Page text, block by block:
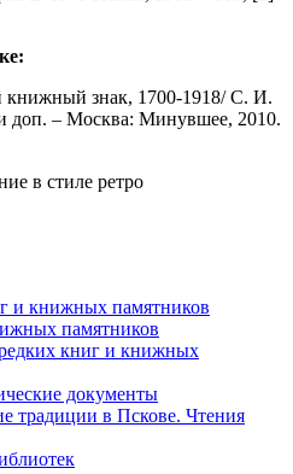
знак, 1700-1918/ С. И.
доп. – Москва: Минувшее, 2010.
и книжных памятников
памятников
книг и книжных
документы
традиции в Пскове. Чтения